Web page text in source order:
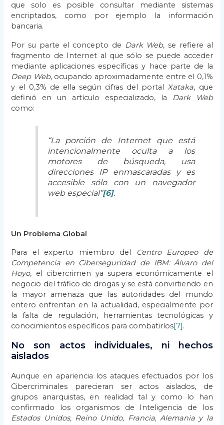
que solo es posible consultar mediante sistemas
encriptados, como por ejemplo la información
bancaria.
Por su parte el concepto de Dark Web, se refiere al
fragmento de Internet al que sólo se puede acceder
mediante aplicaciones específicas y hace parte de la
Deep Web, ocupando aproximadamente entre el 0,1%
y el 0,3% de ella según cifras del portal Xataka, que
definió en un artículo especializado, la Dark Web
como:
“La porción de Internet que está
intencionalmente oculta a los
motores de búsqueda, usa
direcciones IP enmascaradas y es
accesible sólo con un navegador
web especial”[6].
Un Problema Global
Para el experto miembro del
Centro Europeo de
Competencia en Ciberseguridad de IBM: Álvaro del
Hoyo, el cibercrimen ya supera económicamente el
negocio del tráfico de drogas y se está convirtiendo en
la mayor amenaza que las autoridades del mundo
entero enfrentan en la actualidad, especialmente por
la falta de regulación, herramientas tecnológicas y
conocimientos específicos para combatirlos[7] .
No son actos individuales, ni hechos
aislados
Aunque en apariencia los ataques efectuados por los
Cibercriminales parecieran ser actos aislados, de
grupos anarquistas, en realidad tal y como lo han
confirmado los organismos de Inteligencia de los
Estados Unidos, Reino Unido, Francia, Alemania y la